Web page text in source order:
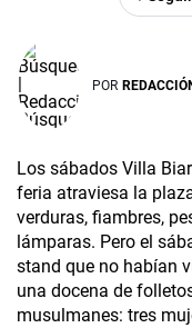
POR
Los sábados Villa
feria atraviesa la
verduras, fiambres,
lámparas. Pero el
stand que no habían
una docena de
musulmanes: tres